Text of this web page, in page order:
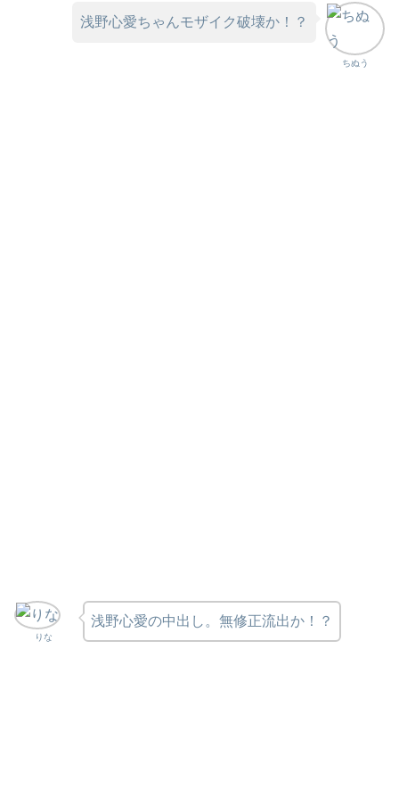
ちぬう
浅野心愛ちゃんモザイク破壊か！？
りな
浅野心愛の中出し。無修正流出か！？